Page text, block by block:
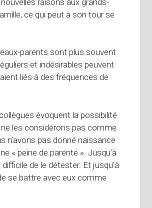
ce qui peut à son tour se
parents sont plus souvent
et indésirables peuvent
liés à des fréquences de
évoquent la possibilité
les considérons pas comme
pas donné naissance
« peine de parenté ». Jusqu’à
de le détester. Et jusqu’à
se battre avec eux comme